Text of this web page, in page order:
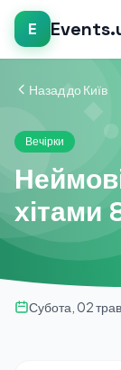
E
Назад до Київ
Вечірки
хітами
Субота, 02